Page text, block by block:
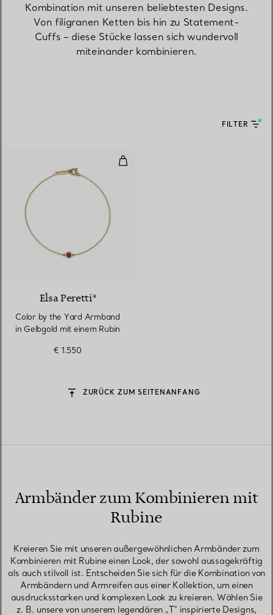
Kombination mit unseren beliebtesten Designs.
Von filigranen Ketten bis hin zu Statement-
Cuffs – diese Stücke lassen sich wundervoll
miteinander kombinieren.
FILTER
Color by the Yard Armband in
Elsa Peretti®
Color by the Yard Armband
in Gelbgold mit einem Rubin
€ 1.550
ZURÜCK ZUM SEITENANFANG
Armbänder zum Kombinieren mit
Rubine
Kreieren Sie mit unseren außergewöhnlichen Armbänder zum
Kombinieren mit Rubine einen Look, der sowohl aussagekräftig
als auch stilvoll ist. Entscheiden Sie sich für die Kombination von
Armbändern und Armreifen aus einer Kollektion, um einen
ausdrucksstarken und komplexen Look zu kreieren. Wählen Sie
z. B. unsere von unserem legendären „T“ inspirierte Designs,